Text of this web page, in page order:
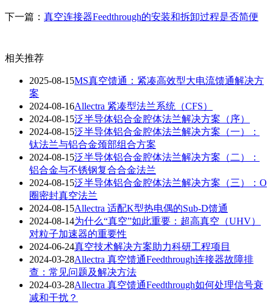
下一篇： 真空连接器Feedthrough的安装和拆卸过程是否简便
相关推荐
2025-08-15MS真空馈通：紧凑高效型大电流馈通解决方
案
2024-08-16Allectra 紧凑型法兰系统（CFS）
2024-08-15泛半导体铝合金腔体法兰解决方案（序）
2024-08-15泛半导体铝合金腔体法兰解决方案（一）：
钛法兰与铝合金颈部组合方案
2024-08-15泛半导体铝合金腔体法兰解决方案（二）：
铝合金与不锈钢复合合金法兰
2024-08-15泛半导体铝合金腔体法兰解决方案（三）：O
圈密封真空法兰
2024-08-15Allectra 适配K型热电偶的Sub-D馈通
2024-08-14为什么“真空”如此重要：超高真空（UHV）
对粒子加速器的重要性
2024-06-24真空技术解决方案助力科研工程项目
2024-03-28Allectra 真空馈通Feedthrough连接器故障排
查：常见问题及解决方法
2024-03-28Allectra 真空馈通Feedthrough如何处理信号衰
减和干扰？